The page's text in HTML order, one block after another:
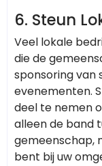
6. Steun
Veel lokale
die de
sponsoring van
evenementen.
deel te nemen
alleen de band
gemeenschap,
bent bij uw